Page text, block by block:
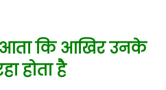
कि आखिर उनके
होता है